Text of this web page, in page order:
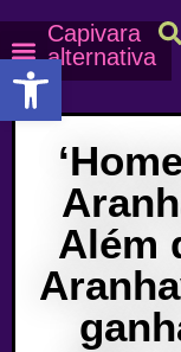
Capivara
alternativa
Além
Abrir a